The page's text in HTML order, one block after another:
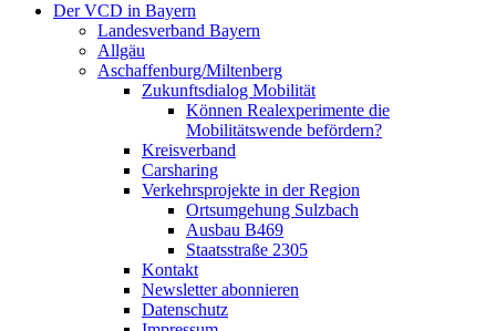
Der VCD in Bayern
Landesverband Bayern
Allgäu
Aschaffenburg/Miltenberg
Zukunftsdialog Mobilität
Können Realexperimente die
Mobilitätswende befördern?
Kreisverband
Carsharing
Verkehrsprojekte in der Region
Ortsumgehung Sulzbach
Ausbau B469
Staatsstraße 2305
Kontakt
Newsletter abonnieren
Datenschutz